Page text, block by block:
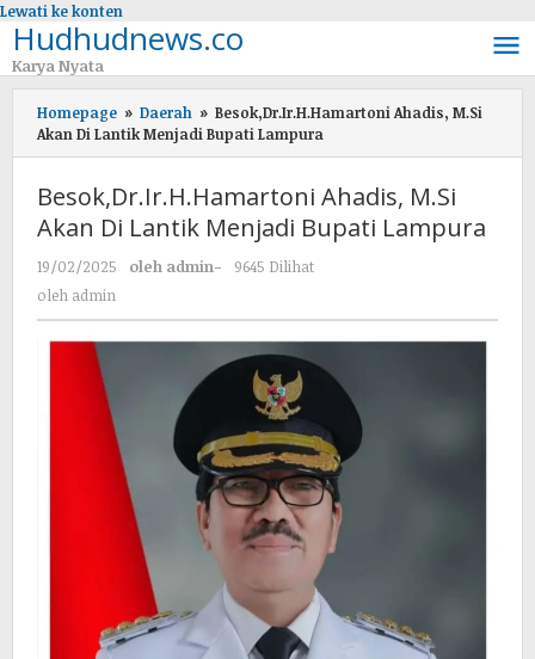
Lewati ke konten
Hudhudnews.co
Karya Nyata
Homepage » Daerah » Besok,Dr.Ir.H.Hamartoni Ahadis, M.Si
Akan Di Lantik Menjadi Bupati Lampura
Besok,Dr.Ir.H.Hamartoni Ahadis, M.Si
Akan Di Lantik Menjadi Bupati Lampura
19/02/2025 oleh admin-
9645 Dilihat
oleh admin